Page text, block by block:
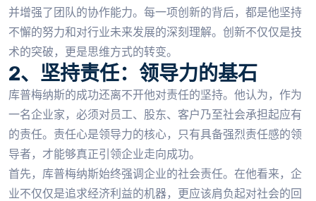
并增强了团队的协作能力。每一项创新的背后，都是他坚持
不懈的努力和对行业未来发展的深刻理解。创新不仅仅是技
术的突破，更是思维方式的转变。
2、坚持责任：领导力的基石
库普梅纳斯的成功还离不开他对责任的坚持。他认为，作为
一名企业家，必须对员工、股东、客户乃至社会承担起应有
的责任。责任心是领导力的核心，只有具备强烈责任感的领
导者，才能够真正引领企业走向成功。
首先，库普梅纳斯始终强调企业的社会责任。在他看来，企
业不仅仅是追求经济利益的机器，更应该肩负起对社会的回